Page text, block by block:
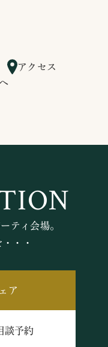
アクセス
ティ会場。
・・
ア
談予約